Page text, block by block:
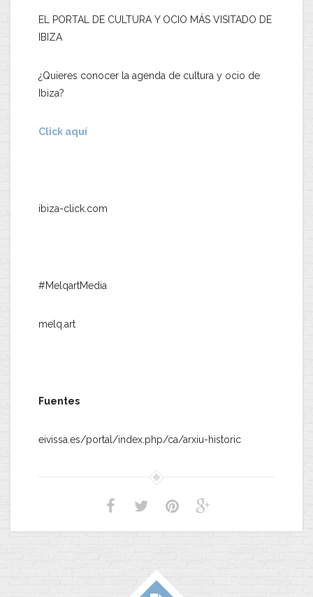
EL PORTAL DE CULTURA Y OCIO MÁS VISITADO DE
IBIZA
¿Quieres conocer la agenda de cultura y ocio de
Ibiza?
Click aquí
ibiza-click.com
#MelqartMedia
melq.art
Fuentes
eivissa.es/portal/index.php/ca/arxiu-historic